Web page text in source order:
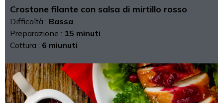
Crostone filante con salsa di mirtillo rosso
Difficoltà : Bassa
Preparazione : 15 minuti
Cottura : 6 miunuti